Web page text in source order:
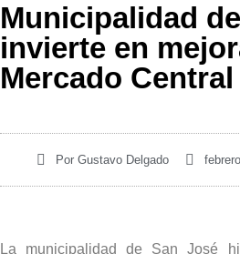
Municipalidad
invierte en
Mercado Central
Por Gustavo Delgado
La municipalidad de San José